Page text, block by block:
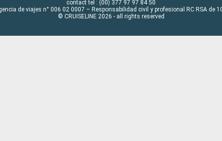
contact tel : (00) 377 97 97 84 50
de viajes n° 006 02 0007 – Responsabilidad civil y profesional RC RSA de
© CRUISELINE 2026 - all rights reserved